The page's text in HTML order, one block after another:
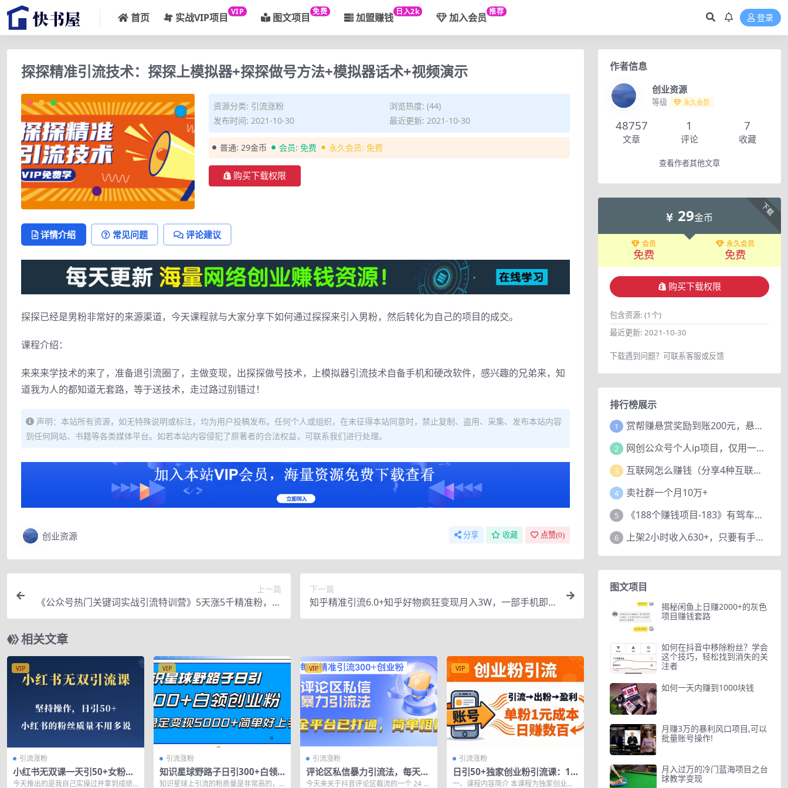
首页 实战VIP项目 VIP 图文项目 免费 加盟赚钱 日入2k 加入会员 推荐
登录
探探精准引流技术：探探上模拟器+探探做号方法+模拟器话术+视频演示
资源分类: 引流涨粉
浏览热度: (44)
发布时间: 2021-10-30
最近更新: 2021-10-30
普通: 29金币 会员: 免费 永久会员: 免费
购买下载权限
详情介绍 常见问题 评论建议
探探已经是男粉非常好的来源渠道，今天课程就与大家分享下如何通过探探来引入男粉，然后转化为自己的项目的成交。
课程介绍：
来来来学技术的来了，准备退引流圈了，主做变现，出探探做号技术，上模拟器引流技术自备手机和硬改软件，感兴趣的兄弟来，知
道我为人的都知道无套路，等于送技术，走过路过别错过！
声明：本站所有资源，如无特殊说明或标注，均为用户投稿发布。任何个人或组织，在未征得本站同意时，禁止复制、盗用、采集、发布本站内容
到任何网站、书籍等各类媒体平台。如若本站内容侵犯了原著者的合法权益，可联系我们进行处理。
创业资源 分享 收藏 点赞(0)
上一篇
《公众号热门关键词实战引流特训营》5天涨5千精准粉，单
独广点通每天赚百元
下一篇
知乎精准引流6.0+知乎好物疯狂变现月入3W，一部手机即
可 5天见效
相关文章
VIP
引流涨粉
小红书无双课一天引50+女粉，
不用做视频发视频，小白也很容
今天推出的是我自己实操过并拿到成绩
VIP
引流涨粉
知识星球野路子日引300+白领
创业粉，日稳定变现5000+简单
知识星球上引流的粉质量是非常高的，
VIP
引流涨粉
评论区私信暴力引流法，每天精
准引流300+创业粉，全平台已
今天来关于抖音评论区截流的一个 24 年
VIP
引流涨粉
日引50+独家创业粉引流课：1
个账号即可开干，单粉1元成
一、课程内容简介 本课程为独家创业粉
作者信息
创业资源
等级 永久会员
48757
文章
1
评论
7
收藏
查看作者其他文章
下载
29金币
会员
免费
永久会员
免费
购买下载权限
包含资源: (1个)
最近更新: 2021-10-30
下载遇到问题？可联系客服或反馈
排行榜展示
1 赏帮赚悬赏奖励到账200元，悬赏任务多劳多得，人人可做。
2 网创公众号个人ip项目，仅用一篇文章做到全网引流！
3 互联网怎么赚钱（分享4种互联网赚钱模式）
4 卖社群一个月10万+
5 《188个赚钱项目-183》有驾车评项目，动动小手，复制粘贴赚44元！
6 上架2小时收入630+，只要有手就能做的AI搞钱项目，奶奶看完都能学会!
图文项目
揭秘闲鱼上日赚2000+的灰色
项目赚钱套路
如何在抖音中移除粉丝？学会
这个技巧，轻松找到消失的关
注者
如何一天内赚到1000块钱
月赚3万的暴利风口项目,可以
批量账号操作!
月入过万的冷门蓝海项目之台
球教学变现